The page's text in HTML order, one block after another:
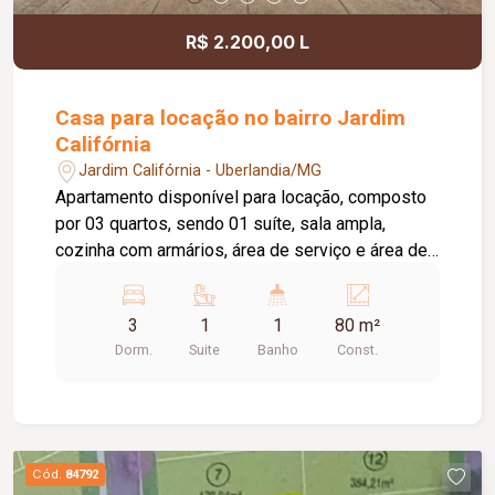
R$ 2.200,00 L
Casa para locação no bairro Jardim
Califórnia
Jardim Califórnia - Uberlandia/MG
Apartamento disponível para locação, composto
por 03 quartos, sendo 01 suíte, sala ampla,
cozinha com armários, área de serviço e área de
praticidade para o dia a dia. O imóvel dispõe
ainda de 02 vagas de estacionamento. O
condomínio oferece excelente infraestrutura de
qualidade de vida para toda a família.
3
Dorm.
1
Suite
1
Banho
80 m²
Const.
Cód. 84792